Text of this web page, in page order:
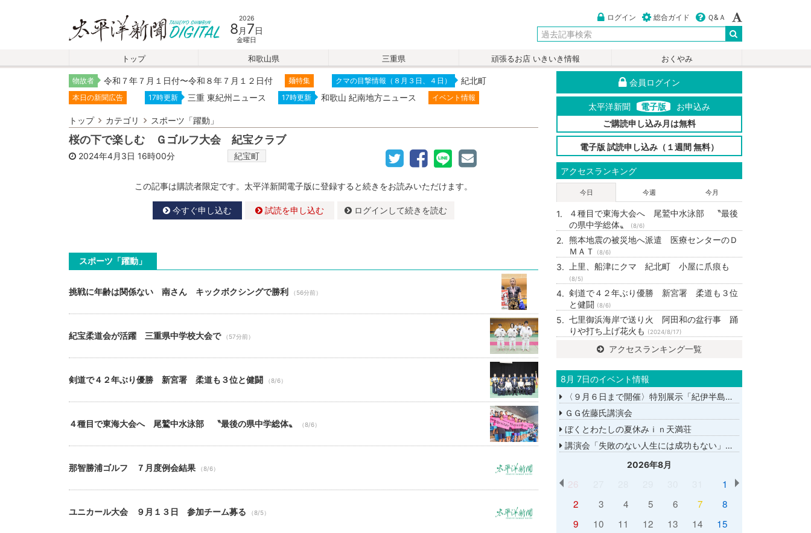
2026
8 月 7日
金曜日
ログイン 総合ガイド Ｑ&Ａ
トップ 和歌山県 三重県 頑張るお店 いきいき情報 おくやみ
物故者 令和７年７月１日付〜令和８年７月１２日付 麺特集 クマの目撃情報（８月３日、４日） 紀北町
本日の新聞広告 17時更新 三重 東紀州ニュース 17時更新 和歌山 紀南地方ニュース イベント情報
トップ カテゴリ スポーツ「躍動」
桜の下で楽しむ Ｇゴルフ大会 紀宝クラブ
2024年4月3日 16時00分 紀宝町
この記事は購読者限定です。太平洋新聞電子版に登録すると続きをお読みいただけます。
今すぐ申し込む 試読を申し込む ログインして続きを読む
スポーツ「躍動」
挑戦に年齢は関係ない 南さん キックボクシングで勝利 （56分前）
紀宝柔道会が活躍 三重県中学校大会で （57分前）
剣道で４２年ぶり優勝 新宮署 柔道も３位と健闘 （8/6）
４種目で東海大会へ 尾鷲中水泳部 〝最後の県中学総体〟 （8/6）
那智勝浦ゴルフ ７月度例会結果 （8/6）
ユニカール大会 ９月１３日 参加チーム募る （8/5）
会員ログイン
太平洋新聞 電子版
お申込み
ご購読申し込み月は無料
電子版 試読申し込み（１週間 無料）
アクセスランキング
今日 今週 今月
４種目で東海大会へ 尾鷲中水泳部 〝最後
の県中学総体〟
(8/6)
熊本地震の被災地へ派遣 医療センターのＤ
ＭＡＴ
(8/6)
上里、船津にクマ 紀北町 小屋に爪痕も
(8/5)
剣道で４２年ぶり優勝 新宮署 柔道も３位
と健闘 (8/6)
七里御浜海岸で送り火 阿田和の盆行事 踊
りや打ち上げ花火も
(2024/8/17)
アクセスランキング一覧
8月 7日のイベント情報
〈９月６日まで開催〉特別展示「紀伊半島大水害から１５年－あの日を忘れない－」
ＧＧ佐藤氏講演会
ぼくとわたしの夏休みｉｎ天満荘
講演会「失敗のない人生には成功もない」講師：ＧＧ佐藤さん
2026年8月
26
1
2
3 4 5 6 7
8
9
10 11 12 13 14
15